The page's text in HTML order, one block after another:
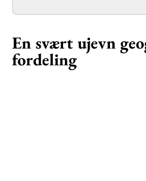
En svært ujevn
fordeling